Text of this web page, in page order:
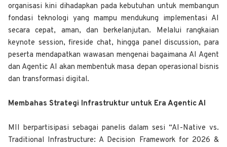
organisasi kini dihadapkan pada kebutuhan untuk membangun
fondasi teknologi yang mampu mendukung implementasi AI
secara cepat, aman, dan berkelanjutan. Melalui rangkaian
keynote session, fireside chat, hingga panel discussion, para
peserta mendapatkan wawasan mengenai bagaimana AI Agent
dan Agentic AI akan membentuk masa depan operasional bisnis
dan transformasi digital.
Membahas Strategi Infrastruktur untuk Era Agentic AI
MII berpartisipasi sebagai panelis dalam sesi “AI-Native vs.
Traditional Infrastructure: A Decision Framework for 2026 &